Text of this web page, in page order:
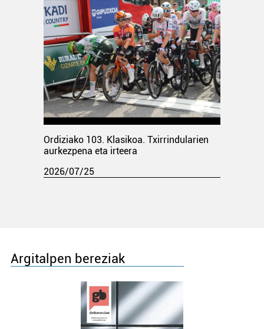
Ordiziako 103. Klasikoa. Txirrindularien
aurkezpena eta irteera
2026/07/25
Argitalpen bereziak